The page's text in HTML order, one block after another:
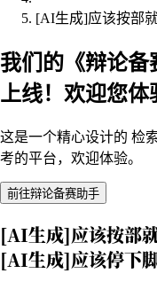
[AI生成]应该按部
我们的《辩论
上线！欢迎您体
这是一个精心设计的
考的平台，欢迎体验。
前往辩论备赛助手
[AI生成]应该按部
[AI生成]应该停下